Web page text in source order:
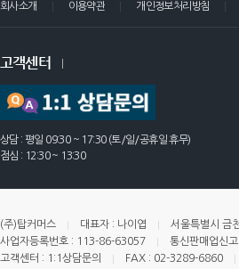
회사소개 이용약관 개인정보처리방침
고객센터
상담 : 평일 09:30 ~ 17:30 (토/일/공휴일 휴무)
점심 : 12:30 ~ 13:30
(주)탑커머스 대표자 : 나이엽
서울특별시 금
사업자등록번호 : 113-86-63057
통신판매업신
고객센터 : 1:1상담문의
FAX : 02-3289-6860